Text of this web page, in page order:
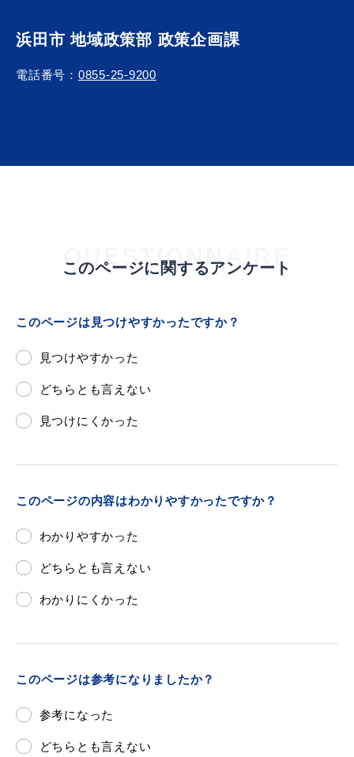
目的別の
浜田市 地域政策部 政策企画課
電話番号： 0855-25-9200
QUESTIONNAIRE
このページに関するアンケート
このページは見つけやすかったですか？
見つけやすかった
どちらとも言えない
見つけにくかった
このページの内容はわかりやすかったですか？
わかりやすかった
どちらとも言えない
わかりにくかった
このページは参考になりましたか？
参考になった
どちらとも言えない